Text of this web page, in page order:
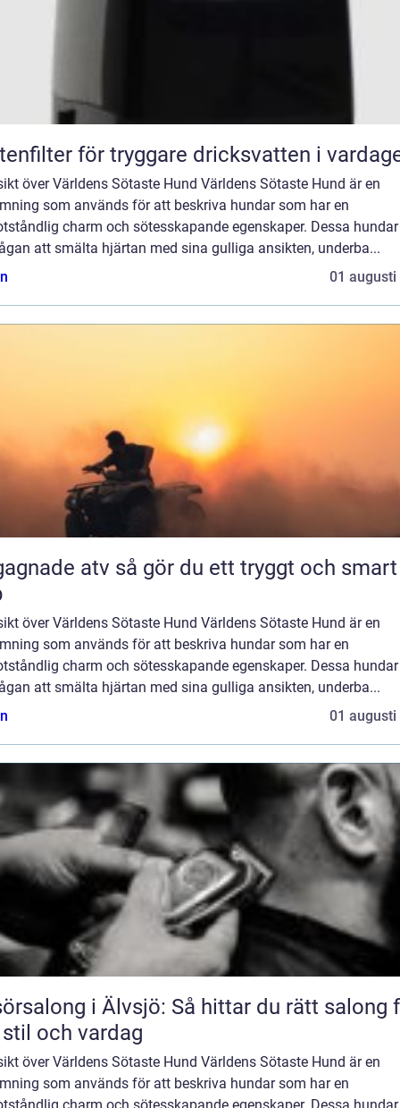
för tryggare dricksvatten i
över Världens Sötaste Hund Världens Sötaste Hund är en
som används för att beskriva hundar som har en
charm och sötesskapande egenskaper. Dessa
att smälta hjärtan med sina gulliga ansikten, underba...
01 augusti
atv så gör du ett tryggt och smart
över Världens Sötaste Hund Världens Sötaste Hund är en
som används för att beskriva hundar som har en
charm och sötesskapande egenskaper. Dessa
att smälta hjärtan med sina gulliga ansikten, underba...
01 augusti
i Älvsjö: Så hittar du rätt salong
och vardag
över Världens Sötaste Hund Världens Sötaste Hund är en
som används för att beskriva hundar som har en
charm och sötesskapande egenskaper. Dessa